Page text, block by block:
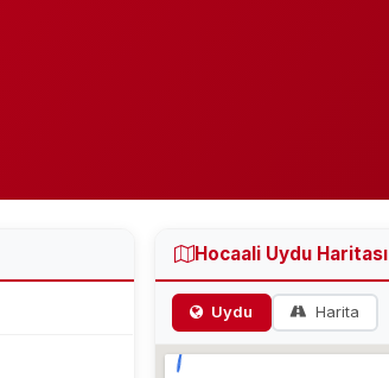
Hocaali Uydu Haritası
Uydu Harita